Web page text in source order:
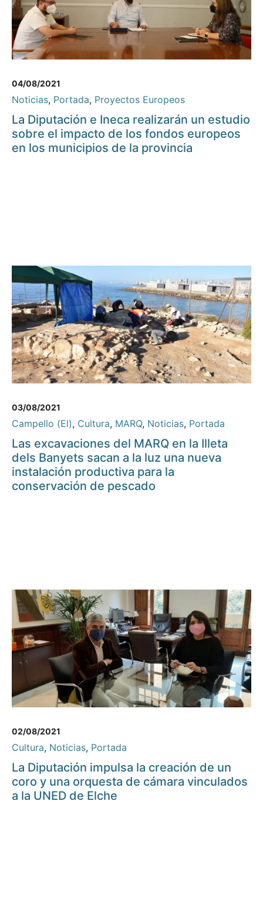
04/08/2021
Noticias, Portada, Proyectos Europeos
La Diputación e Ineca realizarán un estudio
sobre el impacto de los fondos europeos
en los municipios de la provincia
03/08/2021
Campello (El), Cultura, MARQ, Noticias, Portada
Las excavaciones del MARQ en la Illeta
dels Banyets sacan a la luz una nueva
instalación productiva para la
conservación de pescado
02/08/2021
Cultura, Noticias, Portada
La Diputación impulsa la creación de un
coro y una orquesta de cámara vinculados
a la UNED de Elche